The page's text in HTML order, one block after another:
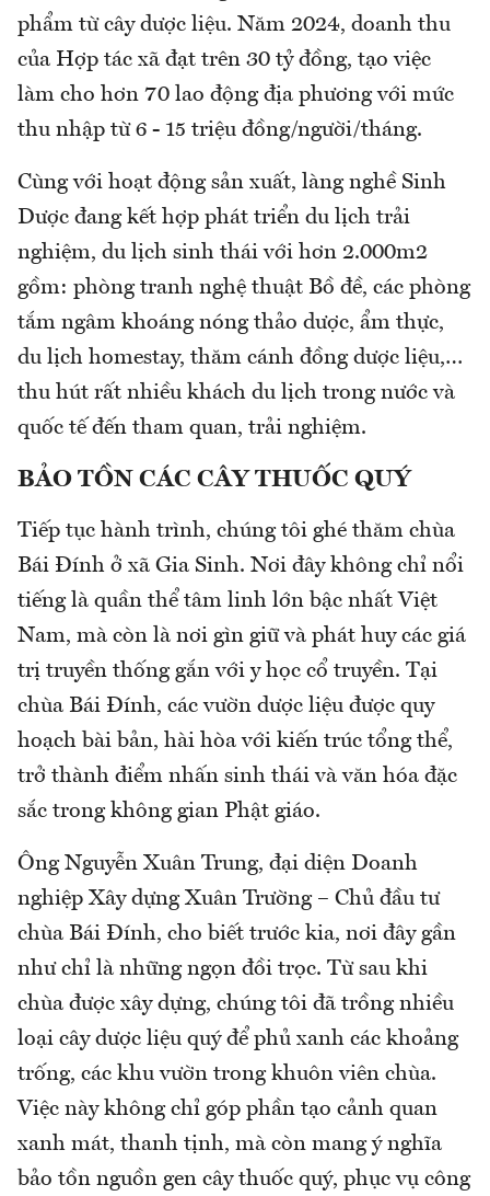
phẩm từ cây dược liệu. Năm 2024, doanh thu
của Hợp tác xã đạt trên 30 tỷ đồng, tạo việc
làm cho hơn 70 lao động địa phương với mức
thu nhập từ 6 - 15 triệu đồng/người/tháng.
Cùng với hoạt động sản xuất, làng nghề Sinh
Dược đang kết hợp phát triển du lịch trải
nghiệm, du lịch sinh thái với hơn 2.000m2
gồm: phòng tranh nghệ thuật Bồ đề, các phòng
tắm ngâm khoáng nóng thảo dược, ẩm thực,
du lịch homestay, thăm cánh đồng dược liệu,…
thu hút rất nhiều khách du lịch trong nước và
quốc tế đến tham quan, trải nghiệm.
BẢO TỒN CÁC CÂY THUỐC QUÝ
Tiếp tục hành trình, chúng tôi ghé thăm chùa
Bái Đính ở xã Gia Sinh. Nơi đây không chỉ nổi
tiếng là quần thể tâm linh lớn bậc nhất Việt
Nam, mà còn là nơi gìn giữ và phát huy các giá
trị truyền thống gắn với y học cổ truyền. Tại
chùa Bái Đính, các vườn dược liệu được quy
hoạch bài bản, hài hòa với kiến trúc tổng thể,
trở thành điểm nhấn sinh thái và văn hóa đặc
sắc trong không gian Phật giáo.
Ông Nguyễn Xuân Trung, đại diện Doanh
nghiệp Xây dựng Xuân Trường – Chủ đầu tư
chùa Bái Đính, cho biết trước kia, nơi đây gần
như chỉ là những ngọn đồi trọc. Từ sau khi
chùa được xây dựng, chúng tôi đã trồng nhiều
loại cây dược liệu quý để phủ xanh các khoảng
trống, các khu vườn trong khuôn viên chùa.
Việc này không chỉ góp phần tạo cảnh quan
xanh mát, thanh tịnh, mà còn mang ý nghĩa
bảo tồn nguồn gen cây thuốc quý, phục vụ công